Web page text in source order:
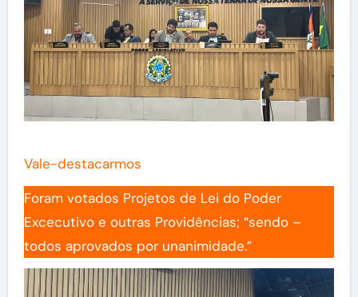
Vale-destacarmos
Foram votados Projetos de Lei do Poder
Excecutivo e outras Providências; “sendo –
todos aprovados por unanimidade.”